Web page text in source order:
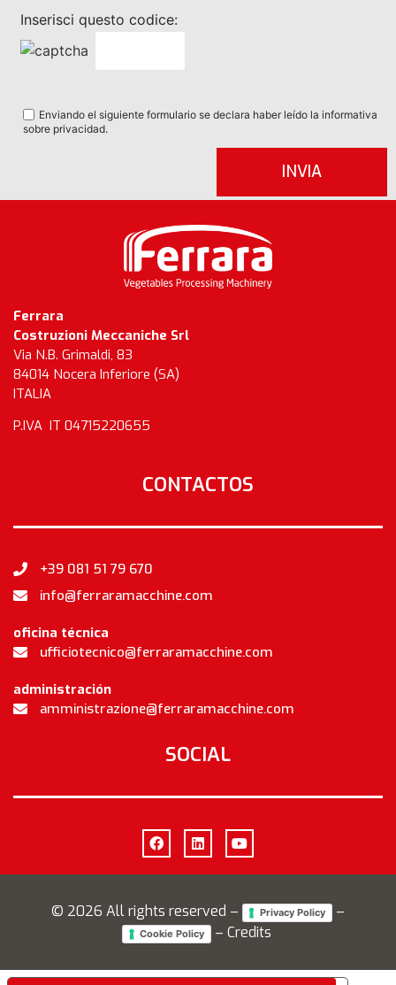
Inserisci questo codice:
Enviando el siguiente formulario se declara haber leído la informativa
sobre privacidad.
Ferrara
Costruzioni Meccaniche Srl
Via N.B. Grimaldi, 83
84014 Nocera Inferiore (SA)
ITALIA
P.IVA IT 04715220655
CONTACTOS
+39 081 51 79 670
info@ferraramacchine.com
oficina técnica
ufficiotecnico@ferraramacchine.com
administración
amministrazione@ferraramacchine.com
SOCIAL
© 2026 All rights reserved – Privacy Policy –
Cookie Policy – Credits